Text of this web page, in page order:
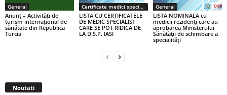
General
Anunț – Activități de
turism internațional de
sănătate din Republica
Turcia
Certificate medici specialiști / primari
LISTA CU CERTIFICATELE
DE MEDIC SPECIALIST
CARE SE POT RIDICA DE
LA D.S.P. IASI
General
LISTA NOMINALA cu
medicii rezidenţi care au
aprobarea Ministerului
Sănătăţii de schimbare a
specialităţi
Noutati